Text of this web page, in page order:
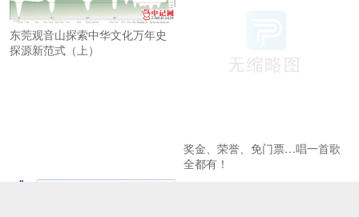
东莞观音山探索中华文化万年史
探源新范式（上）
奖金、荣誉、免门票…唱一首歌
全都有！